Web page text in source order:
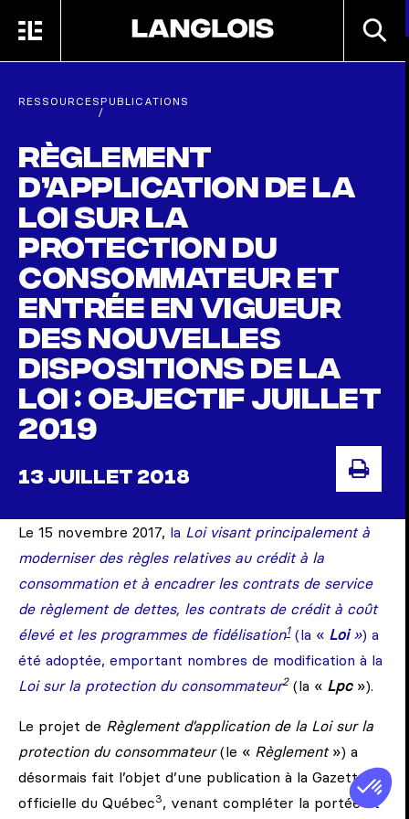
MENU
RESSOURCES
/
PUBLICATIONS
Règlement
d’application de la
Loi sur la
protection du
consommateur et
entrée en vigueur
des nouvelles
dispositions de la
loi : objectif juillet
2019
13 JUILLET 2018
Le 15 novembre 2017, la Loi visant principalement à
moderniser des règles relatives au crédit à la
consommation et à encadrer les contrats de service
de règlement de dettes, les contrats de crédit à coût
élevé et les programmes de fidélisation1(la « Loi») a
été adoptée, emportant nombres de modification à la
Loi sur la protection du consommateur2 (la « Lpc»).
Le projet de Règlement d’application de la Loi sur la
protection du consommateur(le « Règlement ») a
désormais fait l’objet d’une publication à la Gazette
officielle du Québec3, venant compléter la portée et